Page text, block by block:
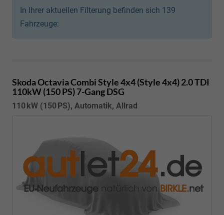
In Ihrer aktuellen Filterung befinden sich 139
Fahrzeuge:
Skoda Octavia CombiStyle 4x4 (Style 4x4) 2.0 TDI
110kW (150 PS) 7-Gang DSG
110 kW (150 PS), Automatik, Allrad